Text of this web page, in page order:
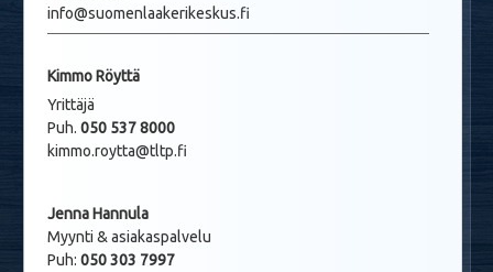
info@suomenlaakerikeskus.fi
Kimmo Röyttä
Yrittäjä
Puh. 050 537 8000
kimmo.roytta@tltp.fi
Jenna Hannula
Myynti & asiakaspalvelu
Puh: 050 303 7997